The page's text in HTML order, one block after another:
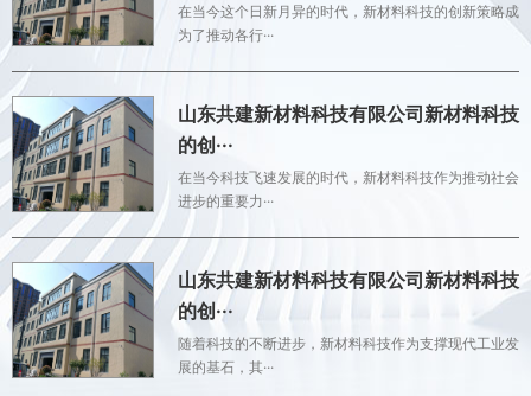
在当今这个日新月异的时代，新材料科技的创新策略成
为了推动各行···
山东共建新材料科技有限公司新材料科技
的创···
在当今科技飞速发展的时代，新材料科技作为推动社会
进步的重要力···
山东共建新材料科技有限公司新材料科技
的创···
随着科技的不断进步，新材料科技作为支撑现代工业发
展的基石，其···